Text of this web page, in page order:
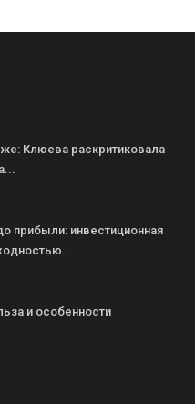
Клюева раскритиковала
прибыли: инвестиционная
и особенности